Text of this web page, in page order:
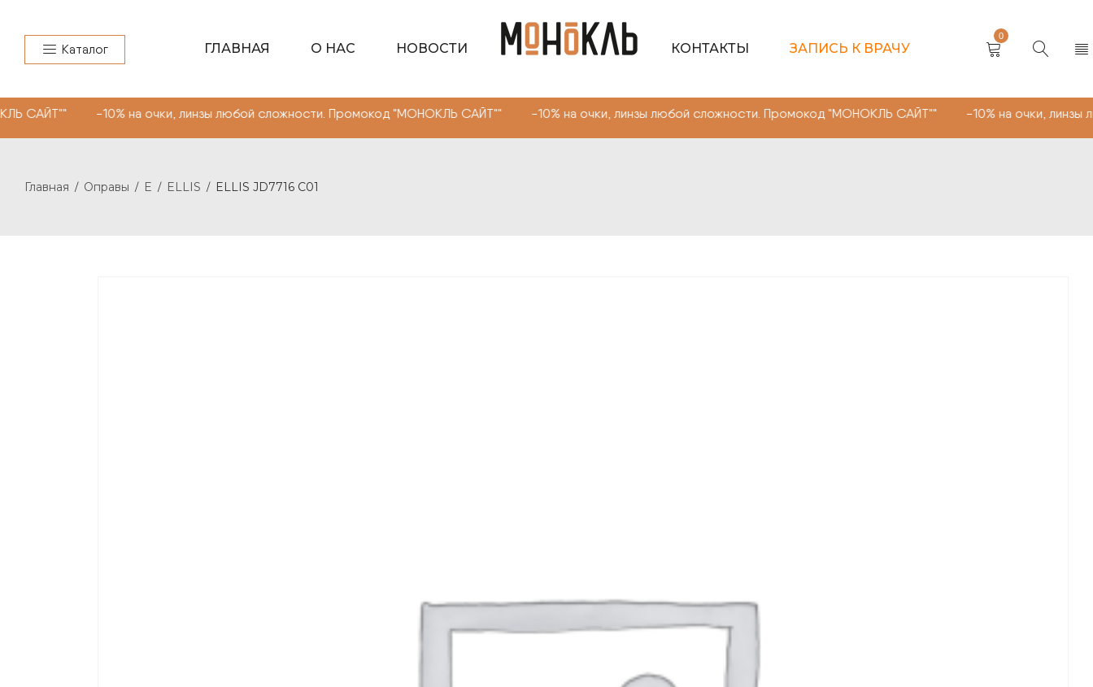
Каталог ГЛАВНАЯ О НАС НОВОСТИ КОНТАКТЫ ЗАПИСЬ К ВРАЧУ
0
на очки, линзы любой сложности. Промокод "МОНОКЛЬ САЙТ"" -10% на очки, линзы любой сложности. Промокод "МОНОКЛЬ САЙТ"" -10% на очки, линзы
Главная / Оправы / E / ELLIS / ELLIS JD7716 C01